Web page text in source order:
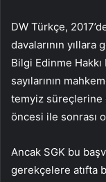
DW Türkçe,
davalarının yıllara
Bilgi Edinme
sayılarının
temyiz süreçlerine
öncesi ile sonrası
Ancak SGK bu
gerekçelere atıfta